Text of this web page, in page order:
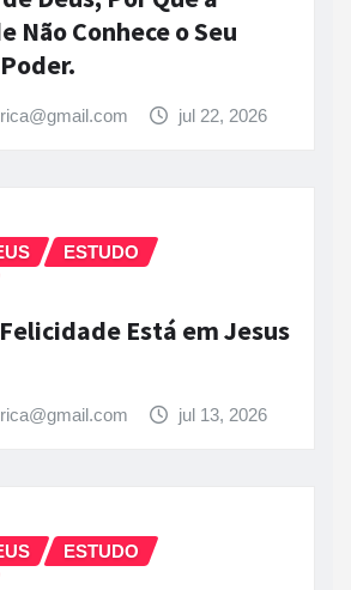
Não Conhece o Seu
jul 22, 2026
ESTUDO
Está em Jesus
jul 13, 2026
ESTUDO